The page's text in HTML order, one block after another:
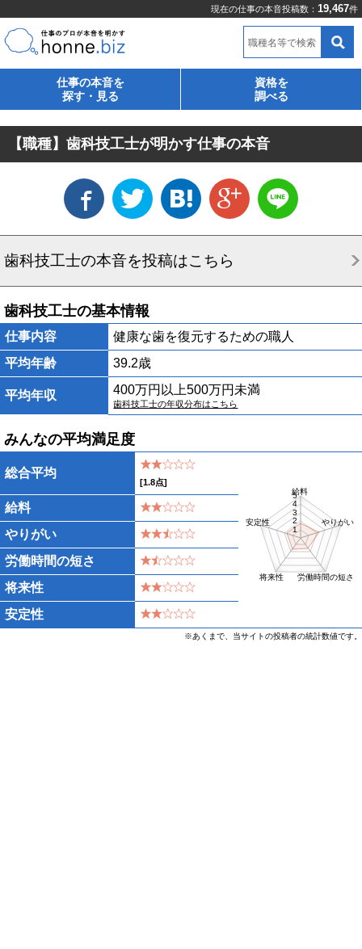
現在の仕事の本音投稿数： 19,467件
職種名等で検索
仕事の本音を
探す・見る
資格を
調べる
【職種】歯科技工士が明かす仕事の本音
歯科技工士の本音を投稿はこちら
歯科技工士の基本情報
仕事内容
健康な歯を復元するための職人
平均年齢
39.2歳
平均年収 400万円以上500万円未満
歯科技工士の年収分布はこちら
みんなの平均満足度
総合平均
[1.8点]
1
2
3
4
5
給料
やりがい
労働時間の短さ
将来性
安定性
給料
やりがい
労働時間の短さ
将来性
安定性
※あくまで、当サイトの投稿者の統計数値です。